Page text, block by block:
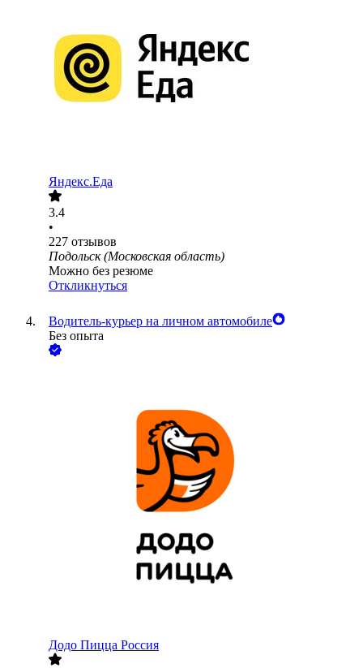
Яндекс.Еда
3.4
•
227 отзывов
Подольск (Московская область)
Можно без резюме
Откликнуться
Водитель-курьер на личном автомобиле
Без опыта
Додо Пицца Россия